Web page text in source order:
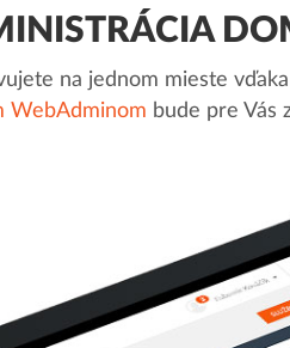
na jednom mieste
WebAdminom bude pre Vás